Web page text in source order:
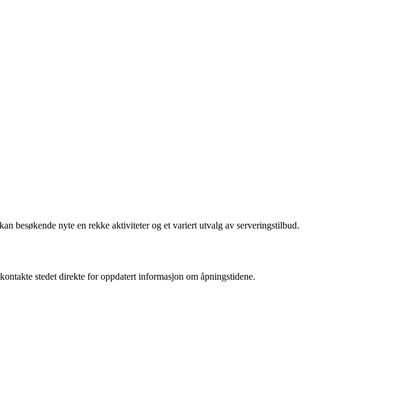
besøkende nyte en rekke aktiviteter og et variert utvalg av serveringstilbud.
stedet direkte for oppdatert informasjon om åpningstidene.